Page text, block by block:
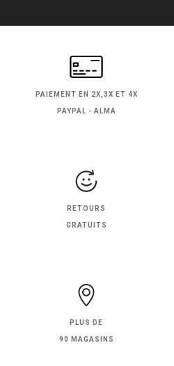
PAIEMENT EN 2X,3X ET 4X
PAYPAL - ALMA
RETOURS
GRATUITS
PLUS DE
90 MAGASINS